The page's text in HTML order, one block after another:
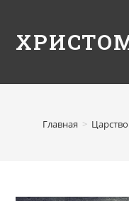
Главная >